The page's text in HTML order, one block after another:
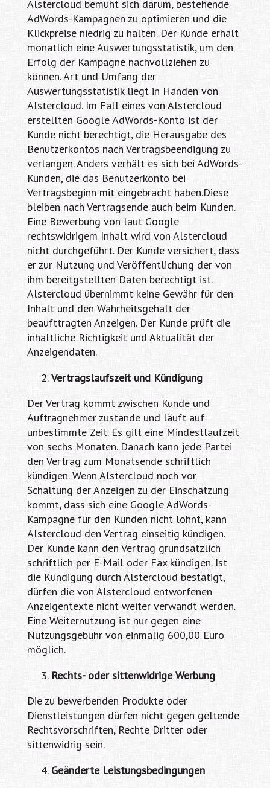
Alstercloud bemüht sich darum, bestehende
AdWords-Kampagnen zu optimieren und die
Klickpreise niedrig zu halten. Der Kunde erhält
monatlich eine Auswertungsstatistik, um den
Erfolg der Kampagne nachvollziehen zu
können. Art und Umfang der
Auswertungsstatistik liegt in Händen von
Alstercloud. Im Fall eines von Alstercloud
erstellten Google AdWords-Konto ist der
Kunde nicht berechtigt, die Herausgabe des
Benutzerkontos nach Vertragsbeendigung zu
verlangen. Anders verhält es sich bei AdWords-
Kunden, die das Benutzerkonto bei
Vertragsbeginn mit eingebracht haben.Diese
bleiben nach Vertragsende auch beim Kunden.
Eine Bewerbung von laut Google
rechtswidrigem Inhalt wird von Alstercloud
nicht durchgeführt. Der Kunde versichert, dass
er zur Nutzung und Veröffentlichung der von
ihm bereitgstellten Daten berechtigt ist.
Alstercloud übernimmt keine Gewähr für den
Inhalt und den Wahrheitsgehalt der
beaufttragten Anzeigen. Der Kunde prüft die
inhaltliche Richtigkeit und Aktualität der
Anzeigendaten.
Vertragslaufszeit und Kündigung
Der Vertrag kommt zwischen Kunde und
Auftragnehmer zustande und läuft auf
unbestimmte Zeit. Es gilt eine Mindestlaufzeit
von sechs Monaten. Danach kann jede Partei
den Vertrag zum Monatsende schriftlich
kündigen. Wenn Alstercloud noch vor
Schaltung der Anzeigen zu der Einschätzung
kommt, dass sich eine Google AdWords-
Kampagne für den Kunden nicht lohnt, kann
Alstercloud den Vertrag einseitig kündigen.
Der Kunde kann den Vertrag grundsätzlich
schriftlich per E-Mail oder Fax kündigen. Ist
die Kündigung durch Alstercloud bestätigt,
dürfen die von Alstercloud entworfenen
Anzeigentexte nicht weiter verwandt werden.
Eine Weiternutzung ist nur gegen eine
Nutzungsgebühr von einmalig 600,00 Euro
möglich.
Rechts- oder sittenwidrige Werbung
Die zu bewerbenden Produkte oder
Dienstleistungen dürfen nicht gegen geltende
Rechtsvorschriften, Rechte Dritter oder
sittenwidrig sein.
Geänderte Leistungsbedingungen